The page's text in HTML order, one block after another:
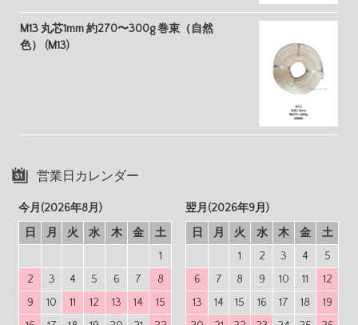
M13 丸芯1mm 約270〜300g 巻束（自然
色） (M13)
営業日カレンダー
今月(2026年8月)
日
月 火 水 木 金
土
1
2
3 4 5 6 7
8
9
10 11 12 13 14
15
翌月(2026年9月)
日
月 火 水 木 金
土
1
2 3 4
5
6
7 8 9 10 11
12
13
14 15 16 17 18
19